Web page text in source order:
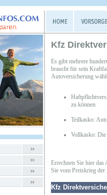
Kfz
Es gibt mehrere
braucht für sein
Autoversicherung
zu können
Teilkasko:
Vollkasko: Die
Errechnen Sie hier
Sie vom Preiskrieg
Kfz